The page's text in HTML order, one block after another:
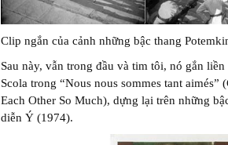
Clip ngắn của cảnh những bậc thang
Sau này, vẫn trong đầu và tim tôi, nó gắn
Scola trong “Nous nous sommes tant
Each Other So Much), dựng lại trên những
diễn Ý (1974).